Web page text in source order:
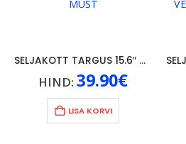
SELJAKOTT TARGUS 15.6″ MUST
HIND: 39.90€
LISA KORVI